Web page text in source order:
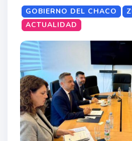
GOBIERNO DEL CHACO
ACTUALIDAD